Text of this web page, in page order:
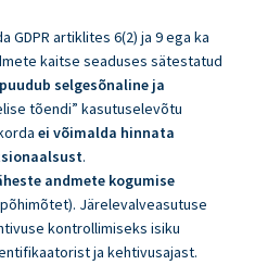
GDPR artiklites 6(2) ja 9 ega ka
kaitse seaduses sätestatud
puudub selgesõnaline ja
tõendi” kasutuselevõtu
ei võimalda hinnata
.
andmete kogumise
Järelevalveasutuse
kontrollimiseks isiku
ja kehtivusajast.